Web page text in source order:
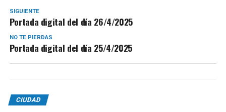
SIGUIENTE
Portada digital del día 26/4/2025
NO TE PIERDAS
Portada digital del día 25/4/2025
CIUDAD